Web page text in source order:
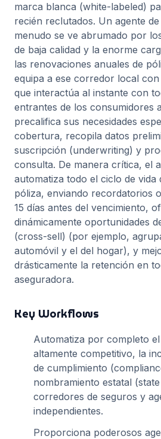
marca blanca (white-labeled)
recién reclutados. Un agente
menudo se ve abrumado por
de baja calidad y la enorme
las renovaciones anuales de
equipa a ese corredor local
que interactúa al instante con
entrantes de los consumidores
precalifica sus necesidades
cobertura, recopila datos
suscripción (underwriting) y
consulta. De manera crítica, el
automatiza todo el ciclo de vida
póliza, enviando recordatorios
15 días antes del vencimiento,
dinámicamente oportunidades
(cross-sell) (por ejemplo,
automóvil y el del hogar), y
drásticamente la retención en
aseguradora.
Key Workflows
Automatiza por completo
altamente competitivo, la
de cumplimiento
nombramiento estatal
corredores de seguros y
independientes.
Proporciona poderosos